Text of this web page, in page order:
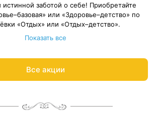
заботой о себе! Приобретайте
или «Здоровье–детство» по
«Отдых» или «Отдых–детство».
путёвки — от 10 дней. Весь период
пройти в периоды: 1 июня – 31 августа
спецпредложениями
со скидкой и забронируем отдых по акции:
Показать все
Все акции